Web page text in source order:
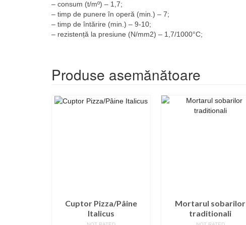
– consum (t/mº) – 1,7;
– timp de punere în operă (min.) – 7;
– timp de întărire (min.) – 9-10;
– rezistență la presiune (N/mm2) – 1,7/1000°C;
Produse asemănătoare
Cuptor Pizza/Pâine
Italicus
Mortarul sobarilor
traditionali